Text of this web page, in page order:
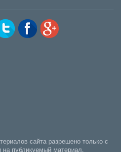
сайта разрешено только с
публикуемый материал.